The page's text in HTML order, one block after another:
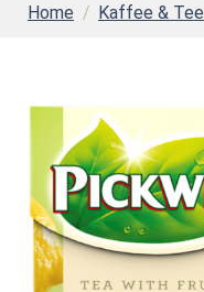
Home Kaffee & Tee